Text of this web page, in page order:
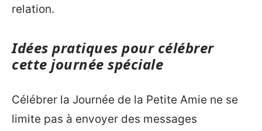
relation.
Idées pratiques pour célébrer
cette journée spéciale
Célébrer la Journée de la Petite Amie ne se
limite pas à envoyer des messages